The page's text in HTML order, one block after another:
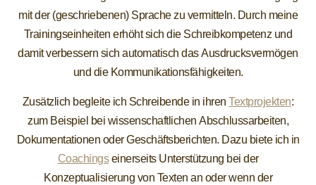
mit der (geschriebenen) Sprache zu vermitteln. Durch meine
Trainingseinheiten erhöht sich die Schreibkompetenz und
damit verbessern sich automatisch das Ausdrucksvermögen
und die Kommunikationsfähigkeiten.
Zusätzlich begleite ich Schreibende in ihrenTextprojekten:
zum Beispiel bei wissenschaftlichen Abschlussarbeiten,
Dokumentationen oder Geschäftsberichten. Dazu biete ich in
Coachingseinerseits Unterstützung bei der
Konzeptualisierung von Texten an oder wenn der